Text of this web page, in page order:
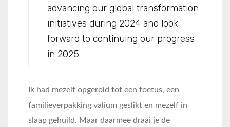
advancing our global transformation
initiatives during 2024 and look
forward to continuing our progress
in 2025.
Ik had mezelf opgerold tot een foetus, een
familieverpakking valium geslikt en mezelf in
slaap gehuild. Maar daarmee draai je de